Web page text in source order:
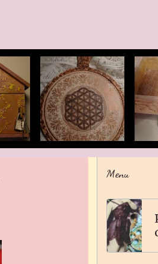
Menu